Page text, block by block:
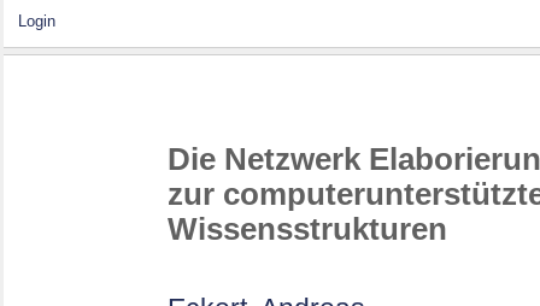
Login
Die Netzwerk
zur
Wissensstrukturen